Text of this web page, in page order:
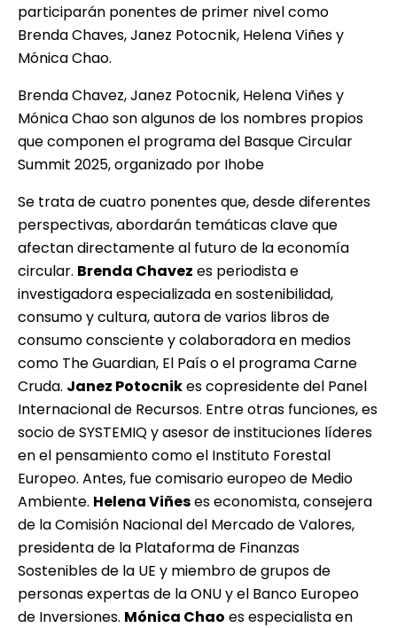
participarán ponentes de primer nivel como
Brenda Chaves, Janez Potocnik, Helena Viñes y
Mónica Chao.
Brenda Chavez, Janez Potocnik, Helena Viñes y
Mónica Chao son algunos de los nombres propios
que componen el programa del Basque Circular
Summit 2025, organizado por Ihobe
Se trata de cuatro ponentes que, desde diferentes
perspectivas, abordarán temáticas clave que
afectan directamente al futuro de la economía
circular. Brenda Chavez es periodista e
investigadora especializada en sostenibilidad,
consumo y cultura, autora de varios libros de
consumo consciente y colaboradora en medios
como The Guardian, El País o el programa Carne
Cruda. Janez Potocnikes copresidente del Panel
Internacional de Recursos. Entre otras funciones, es
socio de SYSTEMIQ y asesor de instituciones líderes
en el pensamiento como el Instituto Forestal
Europeo. Antes, fue comisario europeo de Medio
Ambiente. Helena Viñeses economista, consejera
de la Comisión Nacional del Mercado de Valores,
presidenta de la Plataforma de Finanzas
Sostenibles de la UE y miembro de grupos de
personas expertas de la ONU y el Banco Europeo
de Inversiones. Mónica Chao es especialista en